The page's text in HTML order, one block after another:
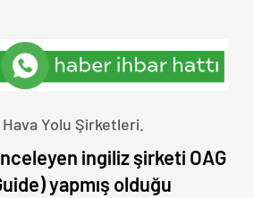
Hava Yolu Şirketleri.
ingiliz şirketi OAG
yapmış olduğu